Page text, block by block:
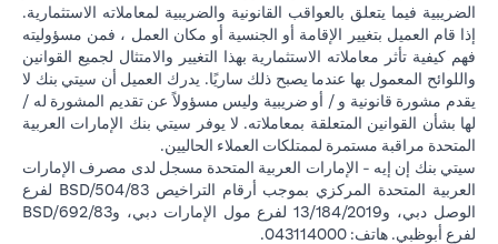
الضريبية فيما يتعلق بالعواقب القانونية والضريبية لمعاملاته الاستثمارية.
إذا قام العميل بتغيير الإقامة أو الجنسية أو مكان العمل ، فمن مسؤوليته
فهم كيفية تأثر معاملاته الاستثمارية بهذا التغيير والامتثال لجميع القوانين
واللوائح المعمول بها عندما يصبح ذلك ساريًا. يدرك العميل أن سيتي بنك لا
يقدم مشورة قانونية و / أو ضريبية وليس مسؤولاً عن تقديم المشورة له /
لها بشأن القوانين المتعلقة بمعاملاته. لا يوفر سيتي بنك الإمارات العربية
المتحدة مراقبة مستمرة لممتلكات العملاء الحاليين.
سيتي بنك إن إيه - الإمارات العربية المتحدة مسجل لدى مصرف الإمارات
العربية المتحدة المركزي بموجب أرقام التراخيص BSD/504/83 لفرع
الوصل دبي، و13/184/2019 لفرع مول الإمارات دبي، وBSD/692/83
لفرع أبوظبي. هاتف: 043114000.